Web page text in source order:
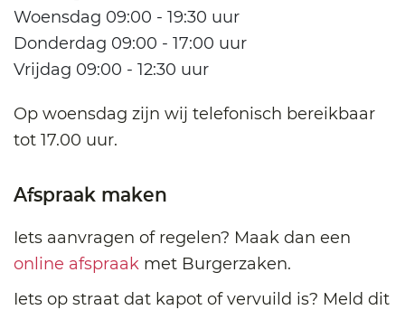
Woensdag 09:00 - 19:30 uur
Donderdag 09:00 - 17:00 uur
Vrijdag 09:00 - 12:30 uur
Op woensdag zijn wij telefonisch bereikbaar
tot 17.00 uur.
Afspraak maken
Iets aanvragen of regelen? Maak dan een
online afspraak met Burgerzaken.
Iets op straat dat kapot of vervuild is? Meld dit